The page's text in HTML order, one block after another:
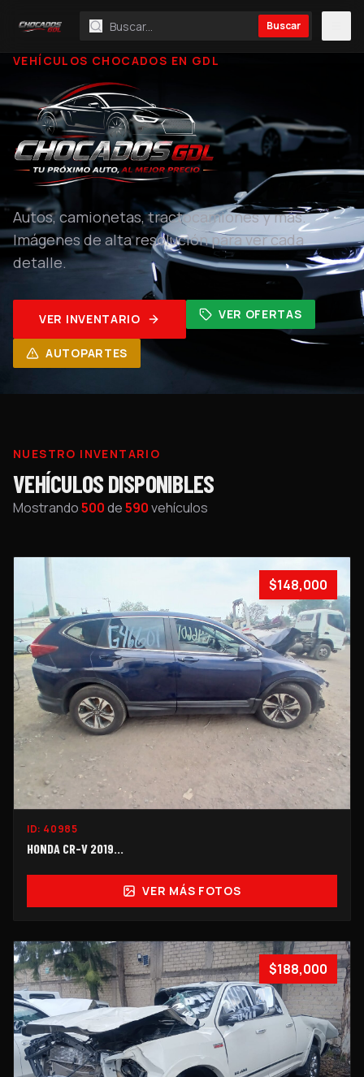
Buscar
VEHÍCULOS CHOCADOS EN GDL
Autos, camionetas, tractocamiones y más.
Imágenes de alta resolución para ver cada
detalle.
VER INVENTARIO VER OFERTAS
AUTOPARTES
NUESTRO INVENTARIO
VEHÍCULOS DISPONIBLES
Mostrando500de590vehículos
$148,000
ID: 40985
HONDA CR-V 2019...
VER MÁS FOTOS
$188,000